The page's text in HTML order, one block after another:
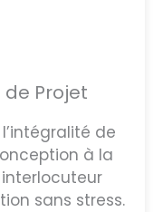
Projet
de
à la
interlocuteur
sans stress.